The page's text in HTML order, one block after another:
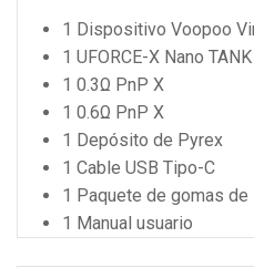
1 Dispositivo Voopoo
1 UFORCE-X Nano
1 0.3Ω PnP X
1 0.6Ω PnP X
1 Depósito de Pyrex
1 Cable USB Tipo-C
1 Paquete de gomas
1 Manual usuario